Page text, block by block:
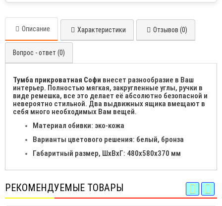
Описание Характеристики Отзывов (0)
Вопрос - ответ (0)
Тумба прикроватная Софи внесет разнообразие в Ваш
интерьер. Полностью мягкая, закругленные углы, ручки в
виде ремешка, все это делает её абсолютно безопасной и
невероятно стильной. Два выдвижных ящика вмещают в
себя много необходимых Вам вещей.
Материал обивки: эко-кожа
Варианты цветового решения: белый, бронза
Габаритный размер, ШхВхГ: 480х580х370 мм
РЕКОМЕНДУЕМЫЕ ТОВАРЫ